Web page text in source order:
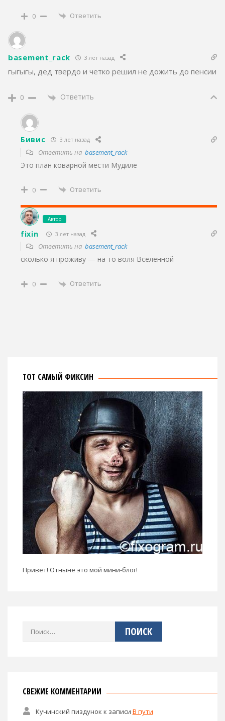
0 Ответить
basement_rack 3 лет назад
гыгыгы, дед твердо и четко решил не дожить до пенсии
0 Ответить
Бивис 3 лет назад
Ответить на basement_rack
Это план коварной мести Мудиле
0 Ответить
Автор
fixin 3 лет назад
Ответить на basement_rack
сколько я проживу — на то воля Вселенной
0 Ответить
ТОТ САМЫЙ ФИКСИН
Привет! Отныне это мой мини-блог!
Найти:
СВЕЖИЕ КОММЕНТАРИИ
Кучинский пиздунок к записи В пути